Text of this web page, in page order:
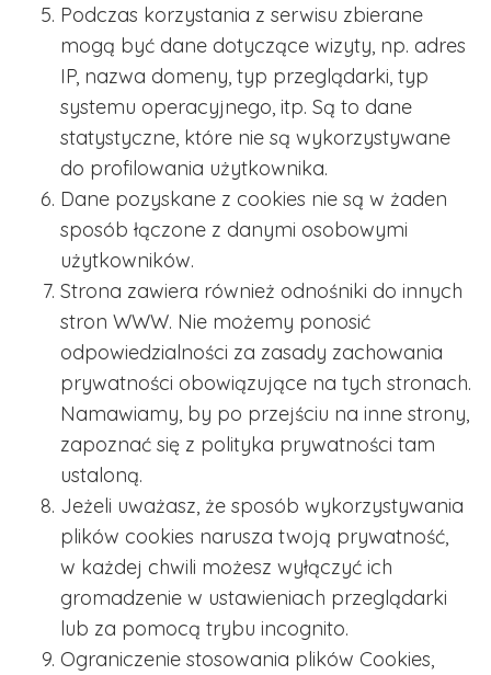
Podczas korzystania z serwisu zbierane
mogą być dane dotyczące wizyty, np. adres
IP, nazwa domeny, typ przeglądarki, typ
systemu operacyjnego, itp. Są to dane
statystyczne, które nie są wykorzystywane
do profilowania użytkownika.
Dane pozyskane z cookies nie są w żaden
sposób łączone z danymi osobowymi
użytkowników.
Strona zawiera również odnośniki do innych
stron WWW. Nie możemy ponosić
odpowiedzialności za zasady zachowania
prywatności obowiązujące na tych stronach.
Namawiamy, by po przejściu na inne strony,
zapoznać się z polityka prywatności tam
ustaloną.
Jeżeli uważasz, że sposób wykorzystywania
plików cookies narusza twoją prywatność,
w każdej chwili możesz wyłączyć ich
gromadzenie w ustawieniach przeglądarki
lub za pomocą trybu incognito.
Ograniczenie stosowania plików Cookies,